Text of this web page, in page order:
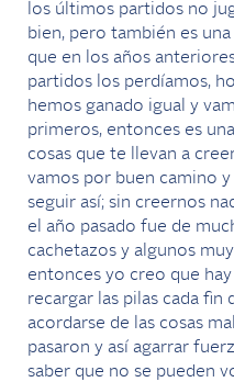
los últimos partidos no
bien, pero también es
que en los años
partidos los perdíamos,
hemos ganado igual y
primeros, entonces es
cosas que te llevan a
vamos por buen camino y
seguir así; sin creernos
el año pasado fue de
cachetazos y algunos
entonces yo creo que hay
recargar las pilas cada fin
acordarse de las cosas
pasaron y así agarrar
saber que no se pueden